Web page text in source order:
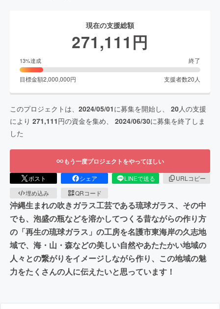
現在の支援総額
271,111 円
13%達成 終了
目標金額2,000,000円 支援者数20 人
このプロジェクトは、 2024/05/01に募集を開始し、 20人の支援
により 271,111円の資金を集め、 2024/06/30に募集を終了しま
した
もう一度プロジェクトをやってほしい
ポスト シェア LINEで送る
URLコピー
埋め込み
QRコード
沖縄生まれの吹きガラス工芸である琉球ガラス、その中
でも、泡盛の瓶などを溶かしてつくる昔ながらの作り方
の「再生の琉球ガラス」の工房を名護市東海岸の久志地
域で、海・山・森などの美しい自然やあたたかい地域の
人々との繋がりをイメージしながら作り、この地域の魅
力をたくさんの人に伝えたいと思っています！